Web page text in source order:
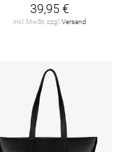
39,95 €
inkl. MwSt. zzgl. Versand